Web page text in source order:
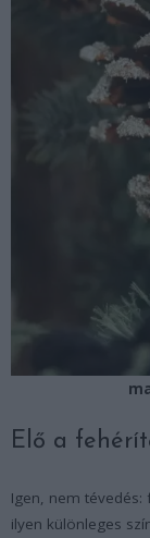
Elő a
Igen, nem
ilyen különleges